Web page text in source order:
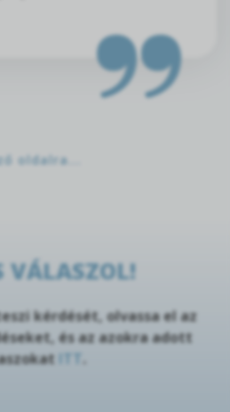
oldalra...
VÁLASZOL!
kérdését, olvassa el az
és az azokra adott
ITT